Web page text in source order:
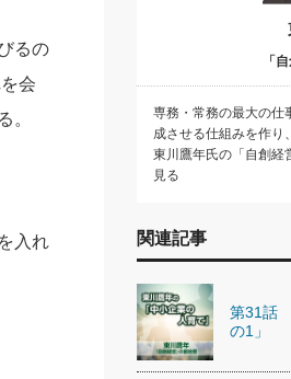
るの
会
。
入れ
「
専務・常務の最大の仕
成させる仕組みを作り
東川鷹年氏の「自創経
見る
関連記事
第31話
の1」